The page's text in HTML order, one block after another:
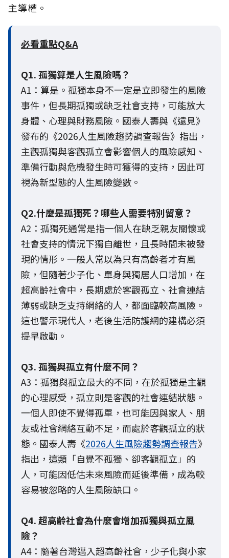
主導權。
必看重點Q&A
Q1. 孤獨算是人生風險嗎？
A1：算是。孤獨本身不一定是立即發生的風險
事件，但長期孤獨或缺乏社會支持，可能放大
身體、心理與財務風險。國泰人壽與《遠見》
發布的《2026人生風險趨勢調查報告》指出，
主觀孤獨與客觀孤立會影響個人的風險感知、
準備行動與危機發生時可獲得的支持，因此可
視為新型態的人生風險變數。
Q2.什麼是孤獨死？哪些人需要特別留意？
A2：孤獨死通常是指一個人在缺乏親友關懷或
社會支持的情況下獨自離世，且長時間未被發
現的情形。一般人常以為只有高齡者才有風
險，但隨著少子化、單身與獨居人口增加，在
超高齡社會中，長期處於客觀孤立、社會連結
薄弱或缺乏支持網絡的人，都面臨較高風險。
這也警示現代人，老後生活防護網的建構必須
提早啟動。
Q3. 孤獨與孤立有什麼不同？
A3：孤獨與孤立最大的不同，在於孤獨是主觀
的心理感受，孤立則是客觀的社會連結狀態。
一個人即使不覺得孤單，也可能因與家人、朋
友或社會網絡互動不足，而處於客觀孤立的狀
態。國泰人壽《2026人生風險趨勢調查報告》
指出，這類「自覺不孤獨、卻客觀孤立」的
人，可能因低估未來風險而延後準備，成為較
容易被忽略的人生風險缺口。
Q4. 超高齡社會為什麼會增加孤獨與孤立風
險？
A4：隨著台灣邁入超高齡社會，少子化與小家